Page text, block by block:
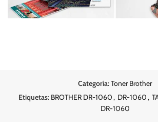
Categoría:Toner Brother
Etiquetas: BROTHER DR-1060, DR-1060,
DR-1060